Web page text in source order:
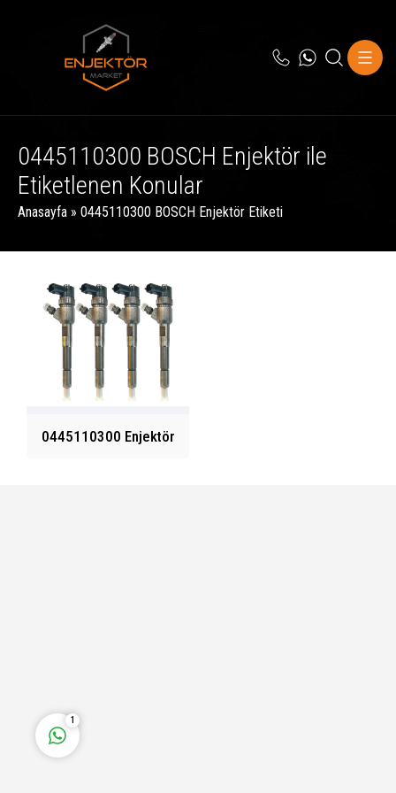
0445110300 BOSCH Enjektör ile
Etiketlenen Konular
Anasayfa » 0445110300 BOSCH Enjektör Etiketi
0445110300 Enjektör
1